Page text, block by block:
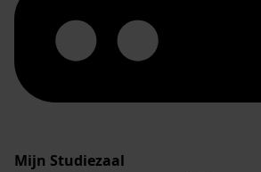
Mijn Studiezaal